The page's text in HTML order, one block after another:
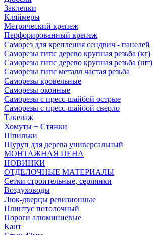
Заклепки
Кляймеры
Метрический крепеж
Перфорированный крепеж
Саморез для крепления сендвич - панелей
Саморезы гипс дерево крупная резьба (кг)
Саморезы гипс дерево крупная резьба (шт)
Саморезы гипс металл частая резьба
Саморезы кровельные
Саморезы оконные
Саморезы с пресс-шайбой острые
Саморезы с пресс-шайбой сверло
Такелаж
Хомуты + Стяжки
Шпильки
Шуруп для дерева универсальный
МОНТАЖНАЯ ПЕНА
НОВИНКИ
ОТДЕЛОЧНЫЕ МАТЕРИАЛЫ
Сетки строительные, серпянки
Воздуховоды
Люк-дверцы ревизионные
Плинтус потолочный
Пороги алюминиевые
Кант